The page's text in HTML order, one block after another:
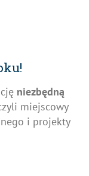
niezbędną
miejscowy
i projekty